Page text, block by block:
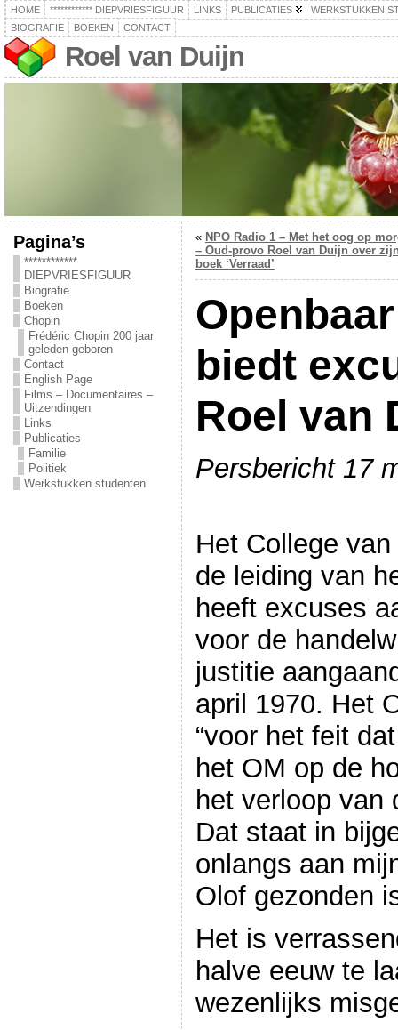
HOME ************ DIEPVRIESFIGUUR LINKS PUBLICATIES
WERKSTUKKEN
BIOGRAFIE
BOEKEN CONTACT
Roel van Duijn
Pagina’s
************
DIEPVRIESFIGUUR
Biografie
Boeken
Chopin
Frédéric Chopin 200 jaar
geleden geboren
Contact
English Page
Films – Documentaires –
Uitzendingen
Links
Publicaties
Familie
Politiek
Werkstukken studenten
« NPO Radio 1 – Met het oog op
– Oud-provo Roel van Duijn over
boek ‘Verraad’
biedt
Roel van
Persbericht 17
Het College
de leiding van
heeft excuses
voor de
justitie
april 1970. Het
“voor het feit
het OM op de
het verloop van
Dat staat in
onlangs aan
Olof gezonden
Het is
halve eeuw te
wezenlijks